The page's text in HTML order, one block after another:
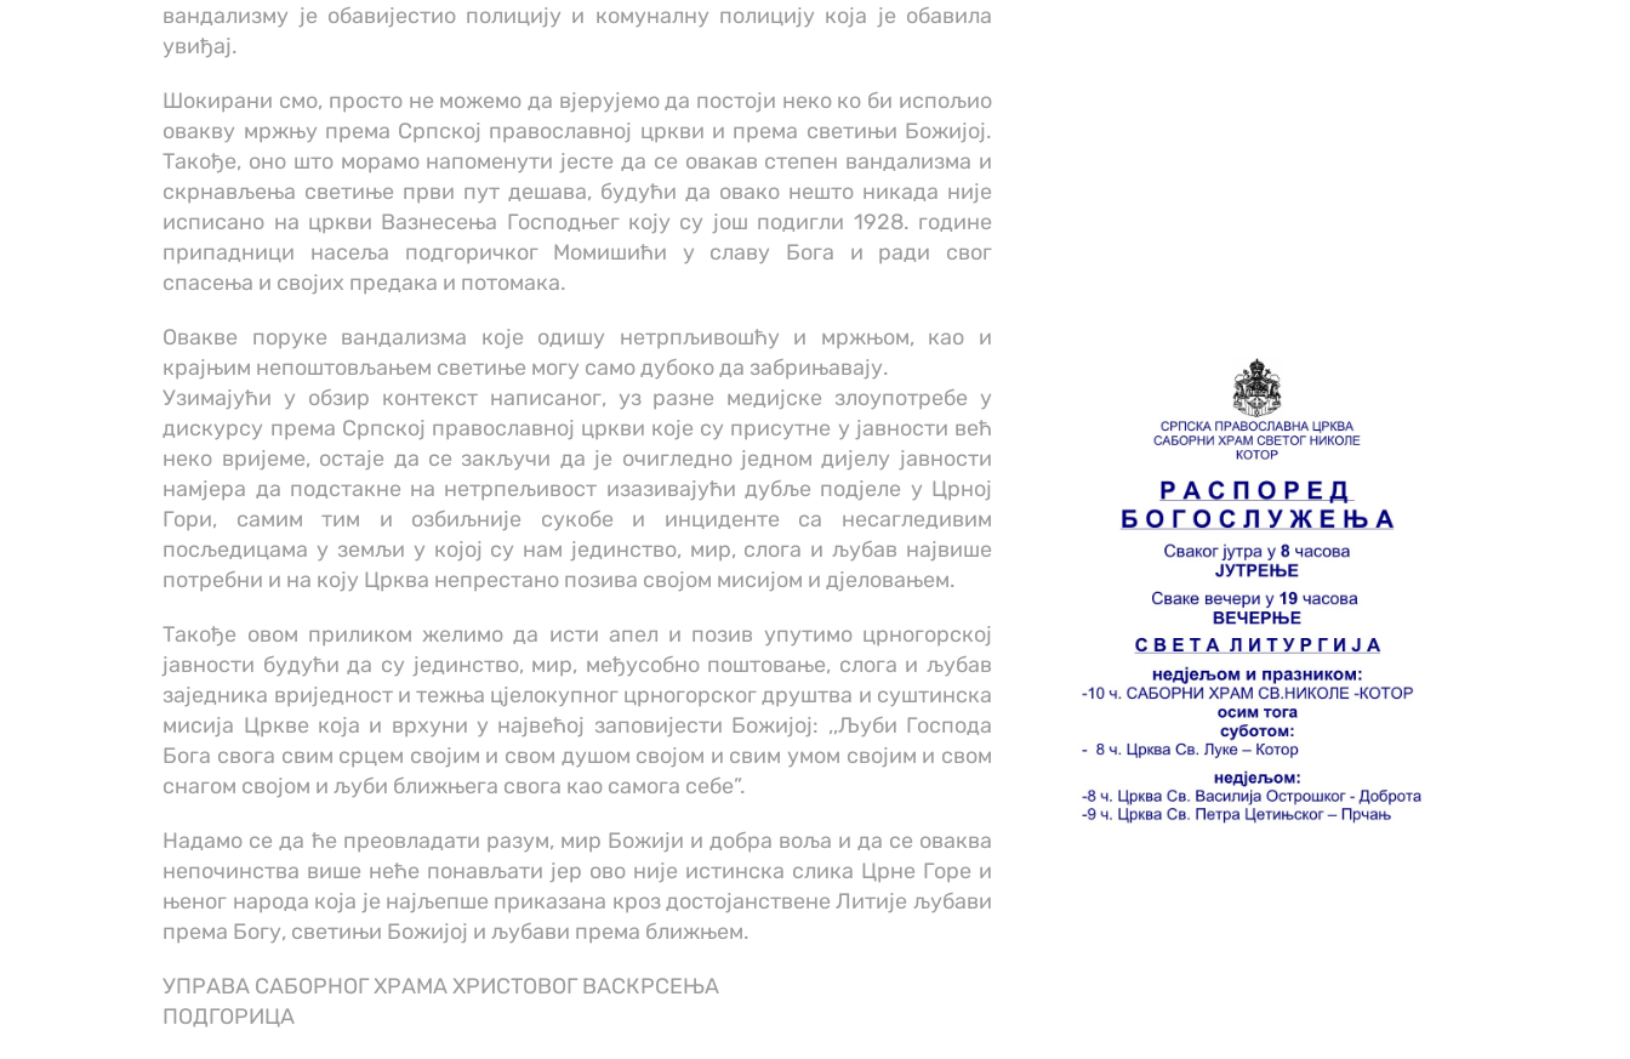
вандализму је обавијестио полицију и комуналну полицију која је обавила
увиђај.
Шокирани смо, просто не можемо да вјерујемо да постоји неко ко би испољио
овакву мржњу према Српској православној цркви и према светињи Божијој.
Такође, оно што морамо напоменути јесте да се овакав степен вандализма и
скрнављења светиње први пут дешава, будући да овако нешто никада није
исписано на цркви Вазнесења Господњег коју су још подигли 1928. године
припадници насеља подгоричког Момишићи у славу Бога и ради свог
спасења и својих предака и потомака.
Овакве поруке вандализма које одишу нетрпљивошћу и мржњом, као и
крајњим непоштовљањем светиње могу само дубоко да забрињавају.
Узимајући у обзир контекст написаног, уз разне медијске злоупотребе у
дискурсу према Српској православној цркви које су присутне у јавности већ
неко вријеме, остаје да се закључи да је очигледно једном дијелу јавности
намјера да подстакне на нетрпељивост изазивајући дубље подјеле у Црној
Гори, самим тим и озбиљније сукобе и инциденте са несагледивим
посљедицама у земљи у којој су нам јединство, мир, слога и љубав највише
потребни и на коју Црква непрестано позива својом мисијом и дјеловањем.
Такође овом приликом желимо да исти апел и позив упутимо црногорској
јавности будући да су јединство, мир, међусобно поштовање, слога и љубав
заједника вриједност и тежња цјелокупног црногорског друштва и суштинска
мисија Цркве која и врхуни у највећој заповијести Божијој: ,,Љуби Господа
Бога свога свим срцем својим и свом душом својом и свим умом својим и свом
снагом својом и љуби ближњега свога као самога себе”.
Надамо се да ће преовладати разум, мир Божији и добра воља и да се оваква
непочинства више неће понављати јер ово није истинска слика Црне Горе и
њеног народа која је најљепше приказана кроз достојанствене Литије љубави
према Богу, светињи Божијој и љубави према ближњем.
УПРАВА САБОРНОГ ХРАМА ХРИСТОВОГ ВАСКРСЕЊА
ПОДГОРИЦА